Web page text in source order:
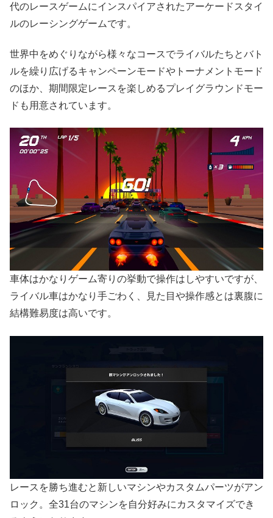
代のレースゲームにインスパイアされたアーケードスタイ
ルのレーシングゲームです。
世界中をめぐりながら様々なコースでライバルたちとバト
ルを繰り広げるキャンペーンモードやトーナメントモード
のほか、期間限定レースを楽しめるプレイグラウンドモー
ドも用意されています。
車体はかなりゲーム寄りの挙動で操作はしやすいですが、
ライバル車はかなり手ごわく、見た目や操作感とは裏腹に
結構難易度は高いです。
レースを勝ち進むと新しいマシンやカスタムパーツがアン
ロック。全31台のマシンを自分好みにカスタマイズでき